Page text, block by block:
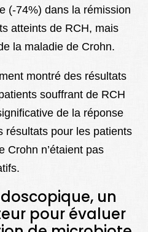
(-74%) dans la rémission
atteints de RCH, mais
la maladie de Crohn.
montré des résultats
souffrant de RCH
de la réponse
résultats pour les patients
Crohn n’étaient pas
un
pour évaluer